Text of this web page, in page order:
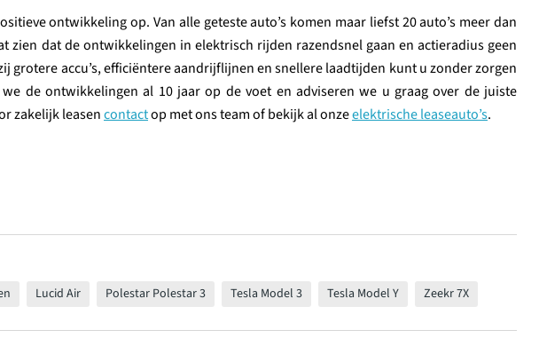
ontwikkeling op. Van alle geteste auto’s komen maar liefst 20 auto’s meer dan
zien dat de ontwikkelingen in elektrisch rijden razendsnel gaan en actieradius geen
grotere accu’s, efficiëntere aandrijflijnen en snellere laadtijden kunt u zonder zorgen
de ontwikkelingen al 10 jaar op de voet en adviseren we u graag over de juiste
zakelijk leasencontactop met ons team of bekijk al onzeelektrische leaseauto’s.
Lucid Air Polestar Polestar 3 Tesla Model 3 Tesla Model Y Zeekr 7X